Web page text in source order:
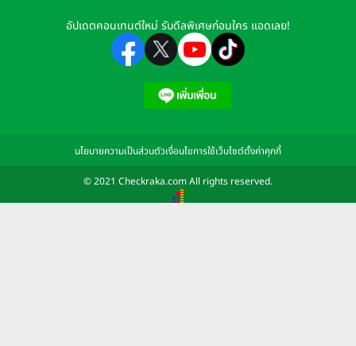
อัปเดตคอนเทนต์ใหม่ รับดีลพิเศษก่อนใคร แอดเลย!
นโยบายความเป็นส่วนตัวเงื่อนไขการใช้เว็บไซต์ตั้งค่าคุกกี้
© 2021 Checkraka.com All rights reserved.